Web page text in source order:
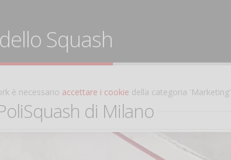
Squash
è necessario accettare i cookie della categoria 'Marketing'
di Milano